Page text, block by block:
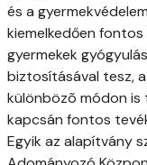
és a
kiemelkedően
gyermekek
biztosításával tesz,
különbözõ módon
kapcsán fontos
Egyik az alapítvány